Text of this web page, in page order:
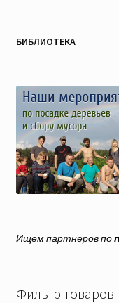
БИБЛИОТЕКА
Ищем партнеров по
Фильтр товаров